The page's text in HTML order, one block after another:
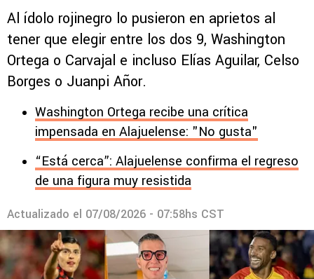
Al ídolo rojinegro lo pusieron en aprietos al
tener que elegir entre los dos 9, Washington
Ortega o Carvajal e incluso Elías Aguilar, Celso
Borges o Juanpi Añor.
Washington Ortega recibe una crítica
impensada en Alajuelense: "No gusta"
“Está cerca”: Alajuelense confirma el regreso
de una figura muy resistida
Actualizado el 07/08/2026 - 07:58hs CST